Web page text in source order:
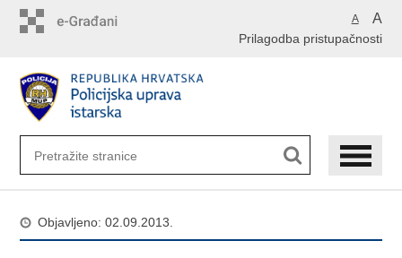
A A
Prilagodba pristupačnosti
Objavljeno: 02.09.2013.